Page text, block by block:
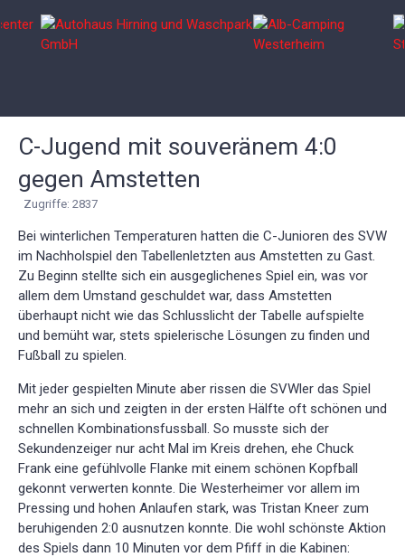
C-Jugend mit souveränem 4:0
gegen Amstetten
Zugriffe: 2837
Bei winterlichen Temperaturen hatten die C-Junioren des SVW
im Nachholspiel den Tabellenletzten aus Amstetten zu Gast.
Zu Beginn stellte sich ein ausgeglichenes Spiel ein, was vor
allem dem Umstand geschuldet war, dass Amstetten
überhaupt nicht wie das Schlusslicht der Tabelle aufspielte
und bemüht war, stets spielerische Lösungen zu finden und
Fußball zu spielen.
Mit jeder gespielten Minute aber rissen die SVWler das Spiel
mehr an sich und zeigten in der ersten Hälfte oft schönen und
schnellen Kombinationsfussball. So musste sich der
Sekundenzeiger nur acht Mal im Kreis drehen, ehe Chuck
Frank eine gefühlvolle Flanke mit einem schönen Kopfball
gekonnt verwerten konnte. Die Westerheimer vor allem im
Pressing und hohen Anlaufen stark, was Tristan Kneer zum
beruhigenden 2:0 ausnutzen konnte. Die wohl schönste Aktion
des Spiels dann 10 Minuten vor dem Pfiff in die Kabinen: